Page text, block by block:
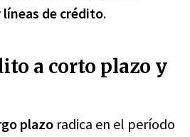
líneas de crédito.
a corto plazo y
plazo radica en el período